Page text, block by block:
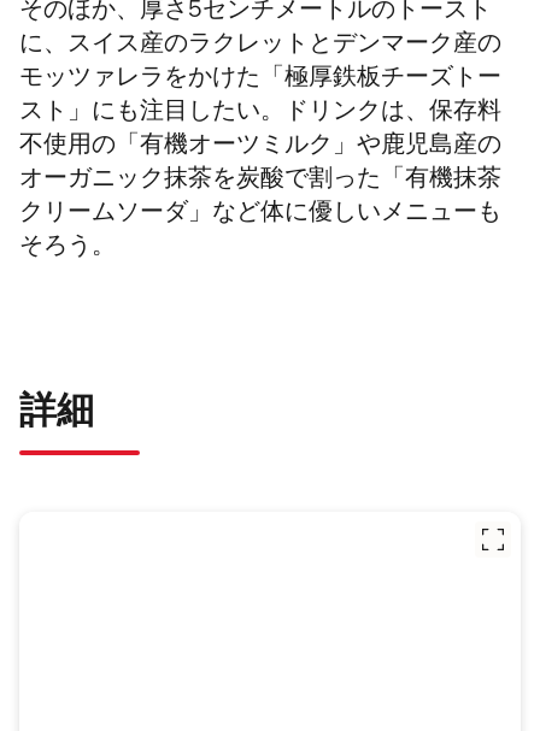
そのほか、厚さ5センチメートルのトースト
に、スイス産のラクレットとデンマーク産の
モッツァレラをかけた「極厚鉄板チーズトー
スト」にも注目したい。ドリンクは、保存料
不使用の 「 有機オーツミルク」 や鹿児島産の
オーガニック抹茶を炭酸で割った「有機抹茶
クリームソーダ」など体に優しいメニューも
そろう。
詳細